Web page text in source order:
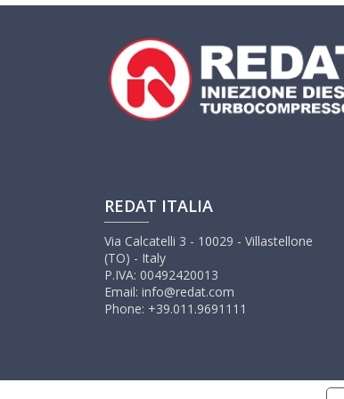
REDAT ITALIA
Via Calcatelli 3 - 10029 - Villastellone
(TO) - Italy
P.IVA: 00492420013
Email: info@redat.com
Phone: +39.011.9691111